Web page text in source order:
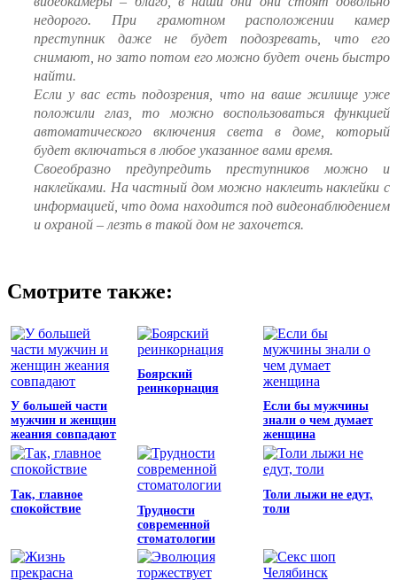
недорого. При грамотном расположении камер
преступник даже не будет подозревать, что его
снимают, но зато потом его можно будет очень быстро
найти.
Если у вас есть подозрения, что на ваше жилище уже
положили глаз, то можно воспользоваться функцией
автоматического включения света в доме, который
будет включаться в любое указанное вами время.
Своеобразно предупредить преступников можно и
наклейками. На частный дом можно наклеить наклейки с
информацией, что дома находится под видеонаблюдением
и охраной – лезть в такой дом не захочется.
Смотрите также:
У большей части
мужчин и женщин
жеания совпадают
Боярский
реинкорнация
Если бы мужчины
знали о чем думает
женщина
Так, главное
спокойствие
Трудности
современной
стоматологии
Толи лыжи не едут,
толи